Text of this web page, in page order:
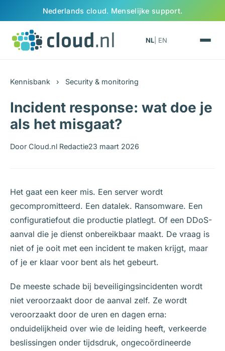
Ga naar inhoud
Nederlands cloud. Menselijke support.
NL| EN
Kennisbank › Security & monitoring
Incident response: wat doe je
als het misgaat?
Door Cloud.nl Redactie23 maart 2026
Het gaat een keer mis. Een server wordt
gecompromitteerd. Een datalek. Ransomware. Een
configuratiefout die productie platlegt. Of een DDoS-
aanval die je dienst onbereikbaar maakt. De vraag is
niet of je ooit met een incident te maken krijgt, maar
of je er klaar voor bent als het gebeurt.
De meeste schade bij beveiligingsincidenten wordt
niet veroorzaakt door de aanval zelf. Ze wordt
veroorzaakt door de uren en dagen erna:
onduidelijkheid over wie de leiding heeft, verkeerde
beslissingen onder tijdsdruk, ongecoördineerde